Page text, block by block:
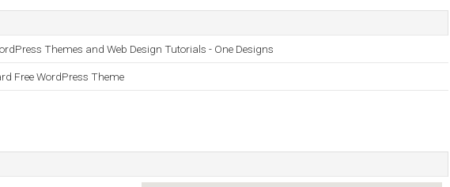
Themes and Web Design Tutorials - One Designs
Free WordPress Theme